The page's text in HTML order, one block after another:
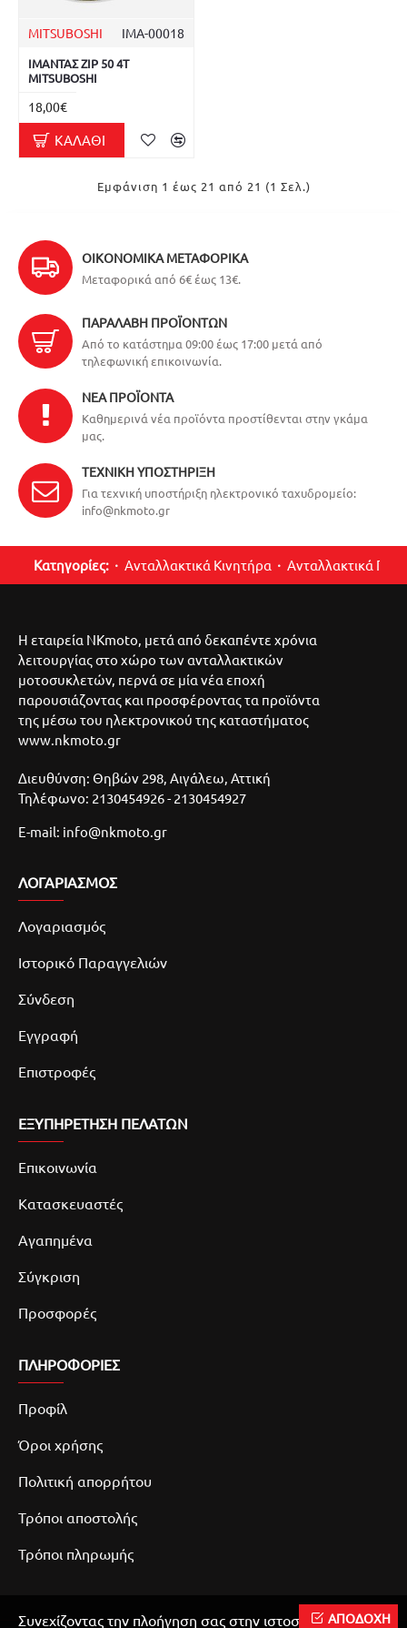
MITSUBOSHI ΙΜΑ-00018
ΙΜΑΝΤΑΣ ZIP 50 4T
MITSUBOSHI
18,00€
ΚΑΛΆΘΙ
Εμφάνιση 1 έως 21 από 21 (1 Σελ.)
ΟΙΚΟΝΟΜΙΚΆ ΜΕΤΑΦΟΡΙΚΆ
Μεταφορικά από 6€ έως 13€.
ΠΑΡΑΛΑΒΉ ΠΡΟΪΌΝΤΩΝ
Από το κατάστημα 09:00 έως 17:00 μετά από
τηλεφωνική επικοινωνία.
ΝΈΑ ΠΡΟΪΌΝΤΑ
Καθημερινά νέα προϊόντα προστίθενται στην γκάμα
μας.
ΤΕΧΝΙΚΉ ΥΠΟΣΤΉΡΙΞΗ
Για τεχνική υποστήριξη ηλεκτρονικό ταχυδρομείο:
info@nkmoto.gr
Κατηγορίες: Ανταλλακτικά Κινητήρα Ανταλλακτικά
Η εταιρεία NKmoto, μετά από δεκαπέντε χρόνια
λειτουργίας στο χώρο των ανταλλακτικών
μοτοσυκλετών, περνά σε μία νέα εποχή
παρουσιάζοντας και προσφέροντας τα προϊόντα
της μέσω του ηλεκτρονικού της καταστήματος
www.nkmoto.gr
Διευθύνση: Θηβών 298, Αιγάλεω, Αττική
Τηλέφωνο: 2130454926 - 2130454927
E-mail: info@nkmoto.gr
ΛΟΓΑΡΙΑΣΜΌΣ
Λογαριασμός
Ιστορικό Παραγγελιών
Σύνδεση
Εγγραφή
Επιστροφές
ΕΞΥΠΗΡΕΤΗΣΗ ΠΕΛΑΤΩΝ
Επικοινωνία
Κατασκευαστές
Αγαπημένα
Σύγκριση
Προσφορές
ΠΛΗΡΟΦΟΡΙΕΣ
Προφίλ
Όροι χρήσης
Πολιτική απορρήτου
Τρόποι αποστολής
Τρόποι πληρωμής
ΑΠΟΔΟΧΗ
Συνεχίζοντας την πλοήγηση σας στην ιστοσελίδα μας